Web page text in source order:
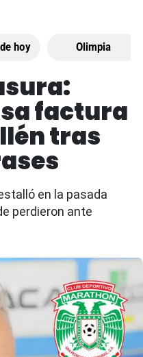
hoy Olimpia
factura
tras
en la pasada
perdieron ante